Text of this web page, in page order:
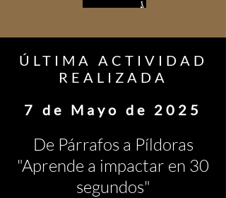
ÚLTIMA ACTIVIDAD
REALIZADA
7 de Mayo de 2025
De Párrafos a Píldoras
"Aprende a impactar en 30
segundos"